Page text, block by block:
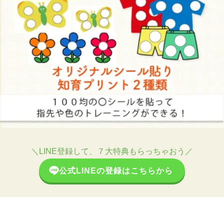
＼LINE登録して、７大特典もらっちゃおう／
公式LINEの登録はこちらから